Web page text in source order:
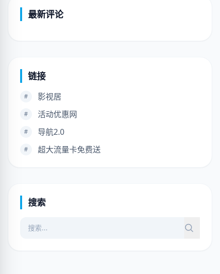
最新评论
链接
# 影视居
# 活动优惠网
# 导航2.0
# 超大流量卡免费送
搜索